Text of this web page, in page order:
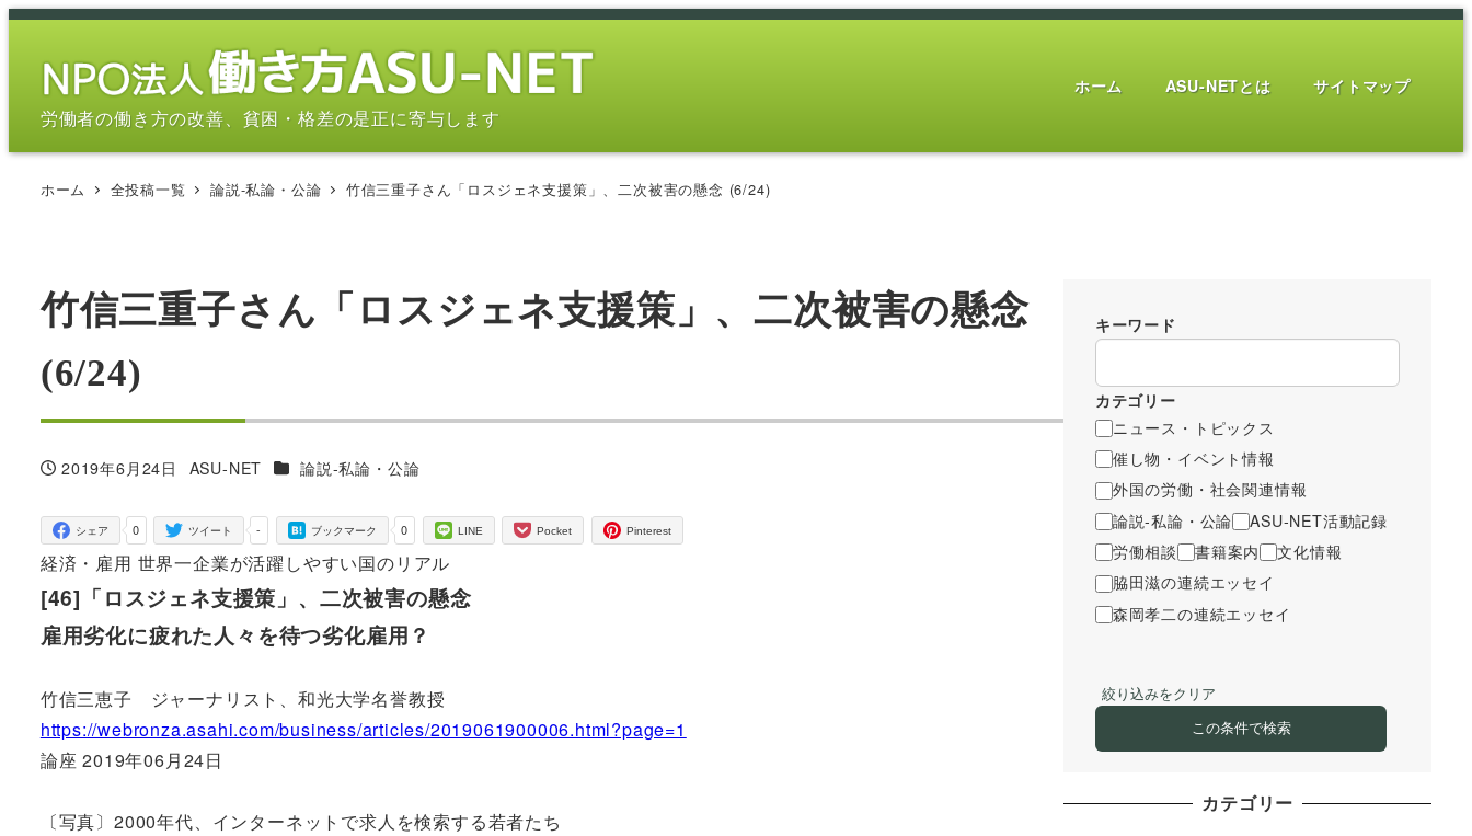
メ
労働者の働き方の改善、貧困・格差の是正に寄与します
ホーム ASU-NETとは サイトマップ
ホーム 全投稿一覧 論説-私論・公論 竹信三重子さん「ロスジェネ支援策」、二次被害の懸念 (6/24)
竹信三重子さん「ロスジェネ支援策」、二次被害の懸念
(6/24)
投稿日
2019年6月24日
著
ASU-NET カテゴリー
論説-私論・公論
0
シェア -
ツイート 0
ブックマーク LINE Pocket Pinterest
経済・雇用 世界一企業が活躍しやすい国のリアル
[46]「ロスジェネ支援策」、二次被害の懸念
雇用劣化に疲れた人々を待つ劣化雇用？
竹信三恵子 ジャーナリスト、和光大学名誉教授
https://webronza.asahi.com/business/articles/2019061900006.html?page=1
論座 2019年06月24日
〔写真〕2000年代、インターネットで求人を検索する若者たち
キーワード
カテゴリー
ニュース・トピックス
催し物・イベント情報
外国の労働・社会関連情報
論説-私論・公論
ASU-NET活動記録
労働相談
書籍案内
文化情報
脇田滋の連続エッセイ
森岡孝二の連続エッセイ
絞り込みをクリア
この条件で検索
カテゴリー